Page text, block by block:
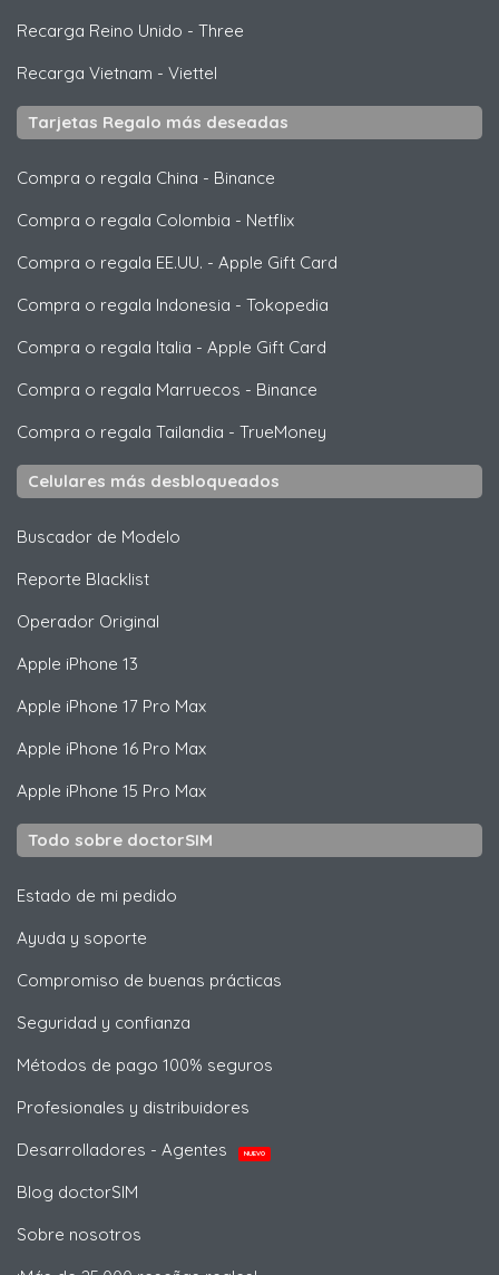
Recarga Reino Unido - Three
Recarga Vietnam - Viettel
Tarjetas Regalo más deseadas
Compra o regala China - Binance
Compra o regala Colombia - Netflix
Compra o regala EE.UU. - Apple Gift Card
Compra o regala Indonesia - Tokopedia
Compra o regala Italia - Apple Gift Card
Compra o regala Marruecos - Binance
Compra o regala Tailandia - TrueMoney
Celulares más desbloqueados
Buscador de Modelo
Reporte Blacklist
Operador Original
Apple iPhone 13
Apple iPhone 17 Pro Max
Apple iPhone 16 Pro Max
Apple iPhone 15 Pro Max
Todo sobre doctorSIM
Estado de mi pedido
Ayuda y soporte
Compromiso de buenas prácticas
Seguridad y confianza
Métodos de pago 100% seguros
Profesionales y distribuidores
Desarrolladores - Agentes
NUEVO
Blog doctorSIM
Sobre nosotros